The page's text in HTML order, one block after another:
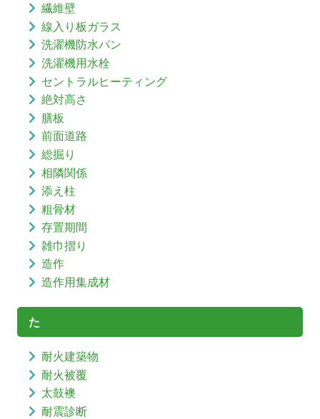
繊維壁
線入り板ガラス
洗濯機防水パン
洗濯機用水栓
セントラルヒーティング
絶対高さ
膳板
前面道路
総掘り
相隣関係
添え柱
粗骨材
存置期間
雑巾摺り
造作
造作用集成材
た
耐火建築物
耐火被覆
太鼓襖
耐震診断